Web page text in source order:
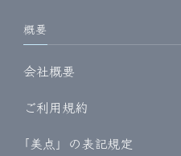
概要
会社概要
ご利用規約
｢美点」の表記規定